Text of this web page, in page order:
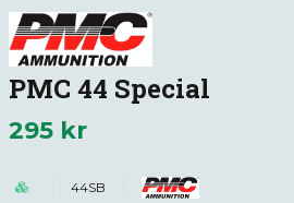
PMC 44 Special
295 kr
44SB